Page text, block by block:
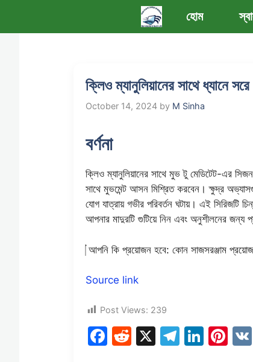
content
হোম
ক্লিও ম্যানুলিয়ানের সাথে ধ্যানে
October 14, 2024 by M Sinha
বর্ণনা
ক্লিও ম্যানুলিয়ানের সাথে মুভ টু মেডিটেট-এর
সাথে মুভমেন্ট আসন মিশ্রিত করবেন। ক্ষুদ্র
যোগ যাত্রায় গভীর পরিবর্তন ঘটায়। এই সিরিজটি
আপনার মাদুরটি গুটিয়ে নিন এবং অনুশীলনের জন্য
আপনি কি প্রয়োজন হবে: কোন সাজসরঞ্জাম
Source link
Post Views: 239
F
R
X
T
Li Pi